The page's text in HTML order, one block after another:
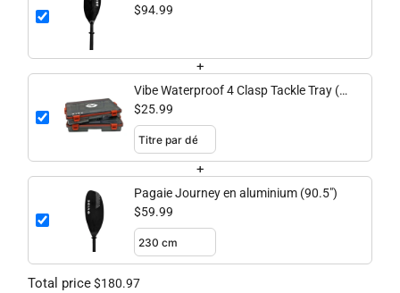
98.4" adjustable)
$94.99
+
Vibe Waterproof 4 Clasp Tackle Tray (2
pk)
$25.99
+
Pagaie Journey en aluminium (90.5")
$59.99
Total price$180.97